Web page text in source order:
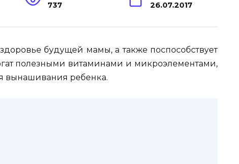
737 26.07.2017
будущей мамы, а также поспособствует
полезными витаминами и микроэлементами,
вынашивания ребенка.